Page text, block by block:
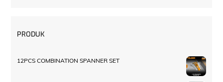
PRODUK
12PCS COMBINATION SPANNER SET